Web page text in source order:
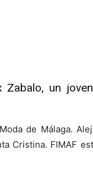
un
de Málaga.
Cristina. FIMAF